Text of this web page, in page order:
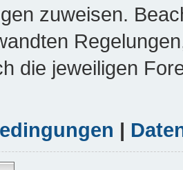
zuweisen.
die jeweiligen
|